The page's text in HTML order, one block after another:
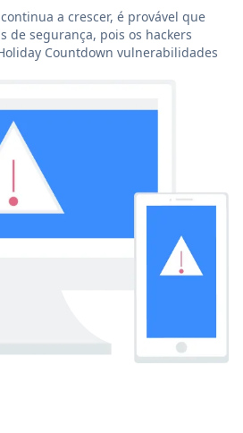
a crescer, é provável que
de segurança, pois os hackers
Countdown vulnerabilidades